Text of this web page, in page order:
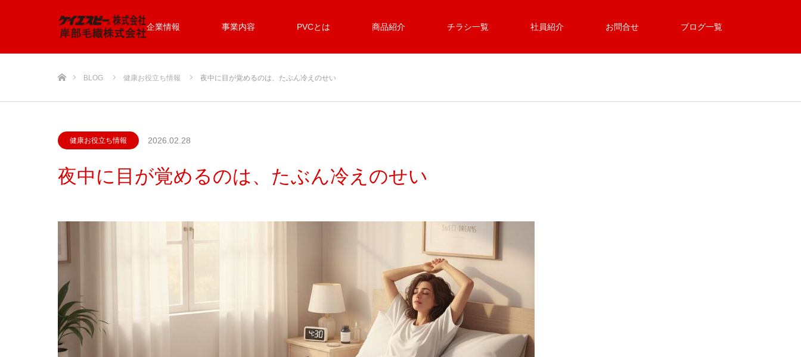
企業情報 事業内容 PVCとは 商品紹介 チラシ一覧 社員紹介 お問合せ ブログ一覧
BLOG 健康お役立ち情報 夜中に目が覚めるのは、たぶん冷えのせい
健康お役立ち情報 2026.02.28
夜中に目が覚めるのは、たぶん冷えのせい